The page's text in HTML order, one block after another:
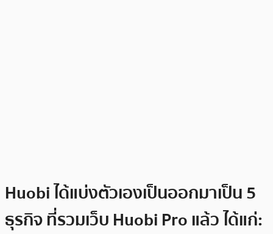
Huobi ได้แบ่งตัวเองเป็นออกมาเป็น 5
ธุรกิจ ที่รวมเว็บ Huobi Pro แล้ว ได้แก่: